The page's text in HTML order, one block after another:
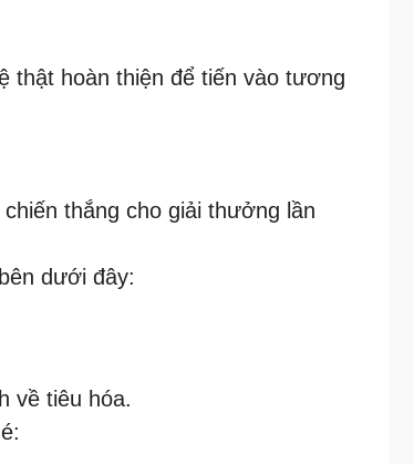
thật hoàn thiện để tiến vào tương
thắng cho giải thưởng lần
dưới đây:
về tiêu hóa.